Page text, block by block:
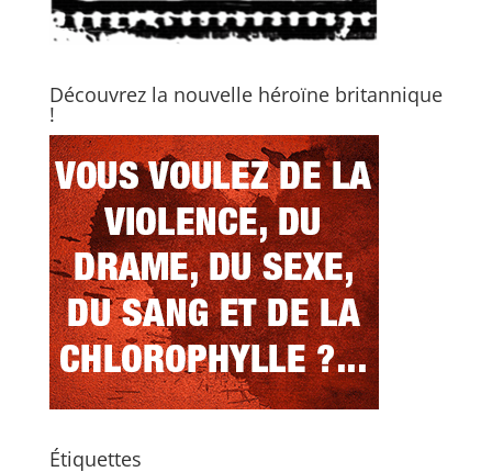
Découvrez la nouvelle héroïne britannique
!
Étiquettes